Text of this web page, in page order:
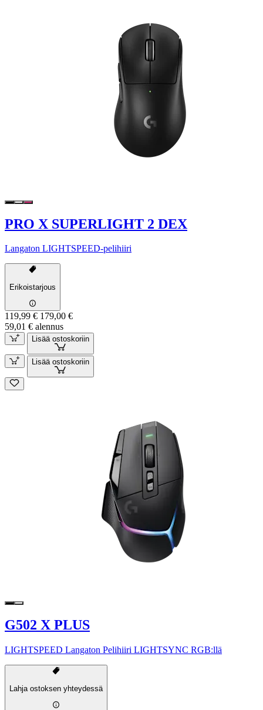
PRO X SUPERLIGHT 2 DEX
Langaton LIGHTSPEED-pelihiiri
Erikoistarjous
119,99 € 179,00 €
59,01 € alennus
Lisää ostoskoriin
Lisää ostoskoriin
G502 X PLUS
LIGHTSPEED Langaton Pelihiiri LIGHTSYNC RGB:llä
Lahja ostoksen yhteydessä